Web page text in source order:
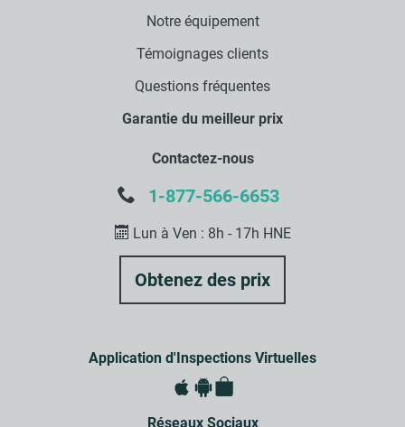
Notre équipement
Témoignages clients
Questions fréquentes
Garantie du meilleur prix
Contactez-nous
1-877-566-6653
Lun à Ven : 8h - 17h HNE
Application d'Inspections Virtuelles
Réseaux Sociaux